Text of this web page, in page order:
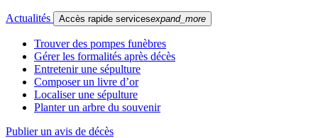
Actualités Accès rapide servicesexpand_more
Trouver des pompes funèbres
Gérer les formalités après décès
Entretenir une sépulture
Composer un livre d’or
Localiser une sépulture
Planter un arbre du souvenir
Publier un avis de décès